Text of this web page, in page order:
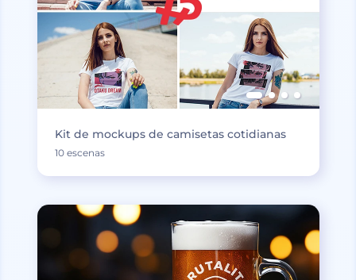
Kit de mockups de camisetas cotidianas
10 escenas